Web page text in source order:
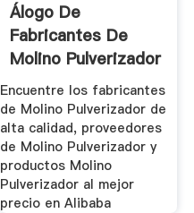
Álogo De
Fabricantes De
Molino Pulverizador
.
Encuentre los fabricantes
de Molino Pulverizador de
alta calidad, proveedores
de Molino Pulverizador y
productos Molino
Pulverizador al mejor
precio en Alibaba